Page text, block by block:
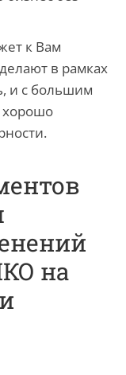
к Вам
в рамках
и с большим
хорошо
на